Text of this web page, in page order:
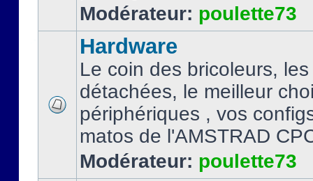
Modérateur: poulette73
Hardware
Le coin des bricoleurs,
détachées, le meilleur
périphériques , vos
matos de l'AMSTRAD
Modérateur: poulette73